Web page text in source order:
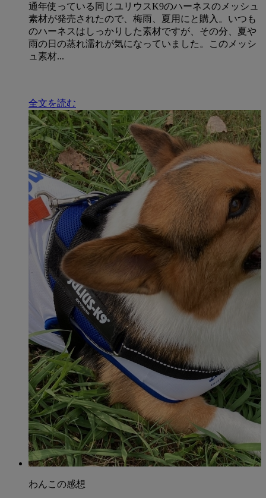
通年使っている同じユリウスK9のハーネスのメッシュ
素材が発売されたので、梅雨、夏用にと購入。いつも
のハーネスはしっかりした素材ですが、その分、夏や
雨の日の蒸れ濡れが気になっていました。このメッシ
ュ素材...
全文を読む
わんこの感想